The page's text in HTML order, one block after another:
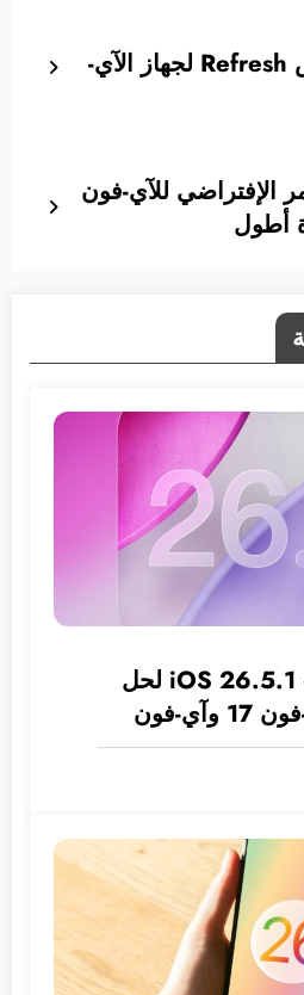
كيفية عمل إنعاش Refresh لجهاز الآي-
الإفتراضي للآي-فون
أطول
آبل تطلق تحديث iOS 26.5.1 لحل
مشكلة شحن آي-فون 17 وآي-فون